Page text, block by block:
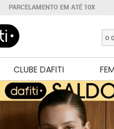
PARCELAMENTO EM ATÉ 10X
CLUBE DAFITI